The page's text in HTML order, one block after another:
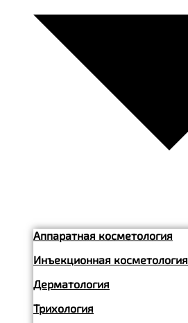
Аппаратная косметология
Инъекционная косметология
Дерматология
Трихология